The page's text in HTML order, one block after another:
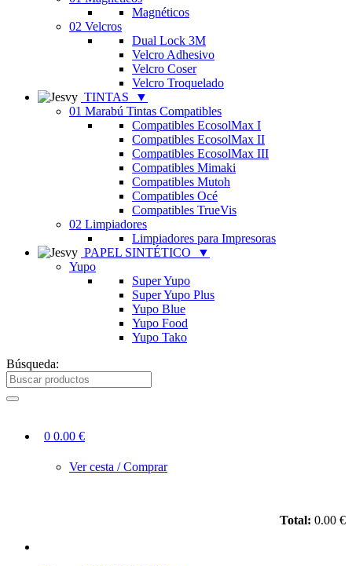
Magnéticos
02 Velcros
Dual Lock 3M
Velcro Adhesivo
Velcro Coser
Velcro Troquelado
TINTAS
▼
01 Marabú Tintas Compatibles
Compatibles EcosolMax I
Compatibles EcosolMax II
Compatibles EcosolMax III
Compatibles Mimaki
Compatibles Mutoh
Compatibles Océ
Compatibles TrueVis
02 Limpiadores
Limpiadores para Impresoras
PAPEL SINTÉTICO
▼
Yupo
Super Yupo
Super Yupo Plus
Yupo Blue
Yupo Food
Yupo Tako
Búsqueda:
0 0.00 €
Ver cesta / Comprar
Total: 0.00 €